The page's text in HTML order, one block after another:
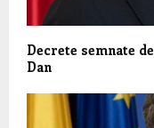
Decrete semnate
Dan